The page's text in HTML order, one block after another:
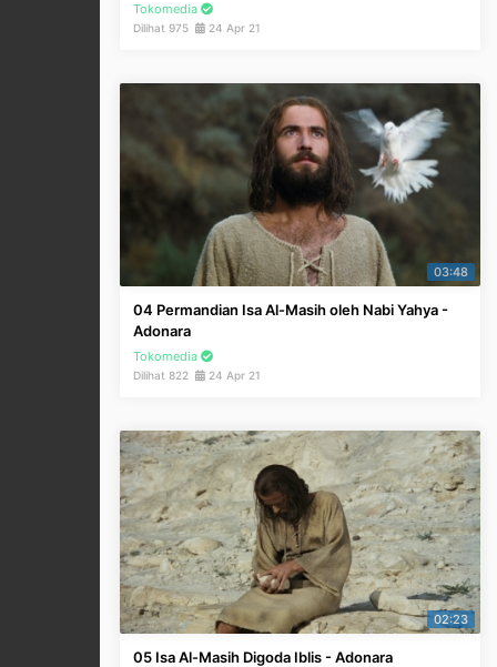
Tokomedia
Dilihat 975 24 Apr 21
03:48
04 Permandian Isa Al-Masih oleh Nabi Yahya -
Adonara
Tokomedia
Dilihat 822 24 Apr 21
02:23
05 Isa Al-Masih Digoda Iblis - Adonara